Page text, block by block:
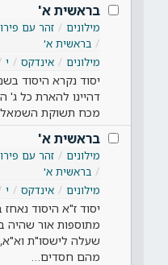
בראשית א'
מילונים זהר עם
בראשית א'
מילונים
אינדקס י
יסוד נקרא היסוד
דהיינו להארת כל ג'
מכח תשוקת השמאל
בראשית א'
מילונים זהר עם
בראשית א'
מילונים
אינדקס י
יסוד ז"א היסוד
מתוספות אור שהיה
שעלה לישסו"ת
מהם חסדים…